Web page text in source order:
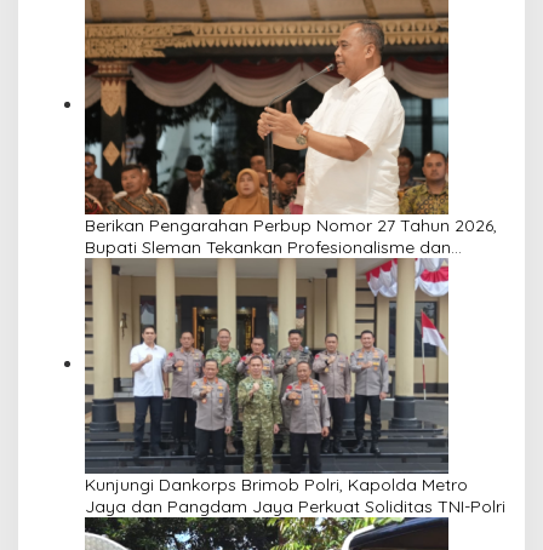
Berikan Pengarahan Perbup Nomor 27 Tahun 2026,
Bupati Sleman Tekankan Profesionalisme dan
Pelayanan Masyarakat
Kunjungi Dankorps Brimob Polri, Kapolda Metro
Jaya dan Pangdam Jaya Perkuat Soliditas TNI-Polri